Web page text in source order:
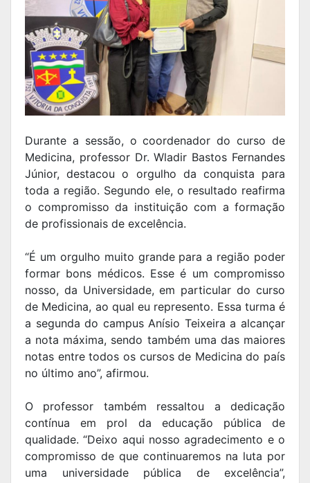
Durante a sessão, o coordenador do curso de
Medicina, professor Dr. Wladir Bastos Fernandes
Júnior, destacou o orgulho da conquista para
toda a região. Segundo ele, o resultado reafirma
o compromisso da instituição com a formação
de profissionais de excelência.
“É um orgulho muito grande para a região poder
formar bons médicos. Esse é um compromisso
nosso, da Universidade, em particular do curso
de Medicina, ao qual eu represento. Essa turma é
a segunda do campus Anísio Teixeira a alcançar
a nota máxima, sendo também uma das maiores
notas entre todos os cursos de Medicina do país
no último ano”, afirmou.
O professor também ressaltou a dedicação
contínua em prol da educação pública de
qualidade. “Deixo aqui nosso agradecimento e o
compromisso de que continuaremos na luta por
uma universidade pública de excelência”,